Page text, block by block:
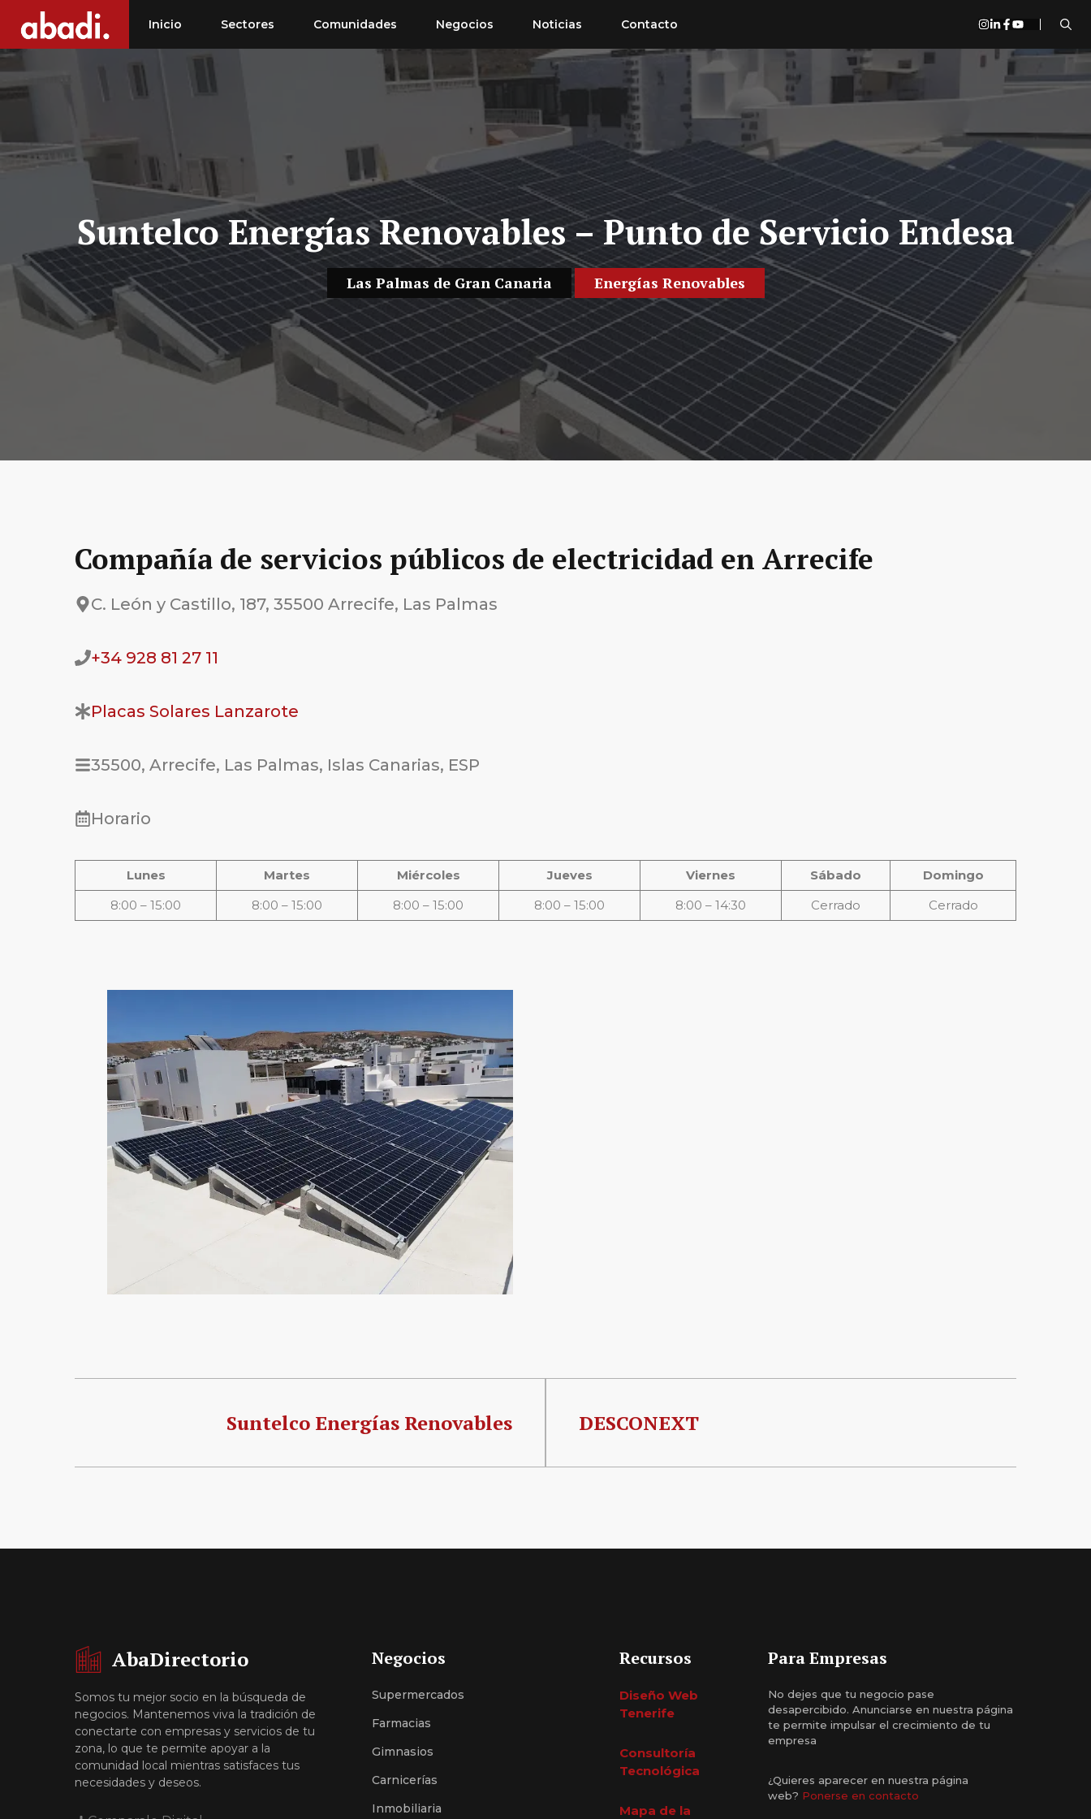
contenido
Inicio Sectores Comunidades Negocios Noticias Contacto
Suntelco Energías Renovables – Punto de Servicio Endesa
Las Palmas de Gran Canaria Energías Renovables
Compañía de servicios públicos de electricidad en Arrecife
C. León y Castillo, 187, 35500 Arrecife, Las Palmas
+34 928 81 27 11
Placas Solares Lanzarote
35500, Arrecife, Las Palmas, Islas Canarias, ESP
Horario
Lunes Martes Miércoles Jueves Viernes Sábado
Domingo
8:00 – 15:00
8:00 – 15:00 8:00 – 15:00 8:00 – 15:00 8:00 – 14:30 Cerrado Cerrado
Suntelco Energías Renovables DESCONEXT
AbaDirectorio
Somos tu mejor socio en la búsqueda de
negocios. Mantenemos viva la tradición de
conectarte con empresas y servicios de tu
zona, lo que te permite apoyar a la
comunidad local mientras satisfaces tus
necesidades y deseos.
Negocios
Supermercados
Farmacias
Gimnasios
Carnicerías
Inmobiliaria
Recursos
Diseño Web
Tenerife
Consultoría
Tecnológica
Mapa de la
Para Empresas
No dejes que tu negocio pase
desapercibido. Anunciarse en nuestra página
te permite impulsar el crecimiento de tu
empresa
¿Quieres aparecer en nuestra página
web? Ponerse en contacto